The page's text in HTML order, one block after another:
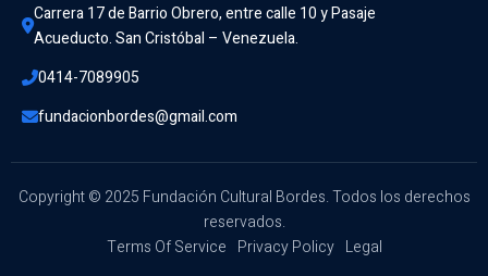
Carrera 17 de Barrio Obrero, entre calle 10 y Pasaje
Acueducto. San Cristóbal – Venezuela.
0414-7089905
fundacionbordes@gmail.com
Copyright © 2025 Fundación Cultural Bordes. Todos los derechos
reservados.
Terms Of Service Privacy Policy Legal